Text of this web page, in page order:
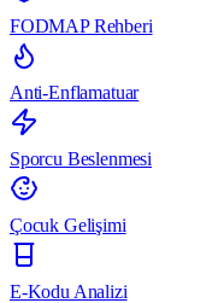
FODMAP Rehberi
Anti-Enflamatuar
Sporcu Beslenmesi
Çocuk Gelişimi
E-Kodu Analizi